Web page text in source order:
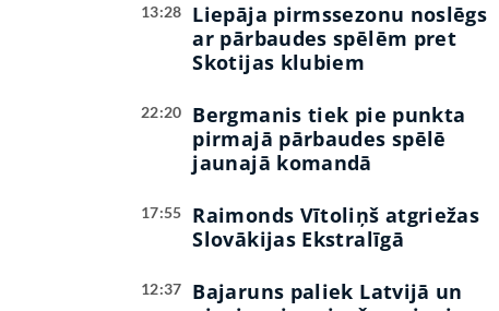
13:28
Liepāja pirmssezonu noslēgs
ar pārbaudes spēlēm pret
Skotijas klubiem
22:20
Bergmanis tiek pie punkta
pirmajā pārbaudes spēlē
jaunajā komandā
17:55
Raimonds Vītoliņš atgriežas
Slovākijas Ekstralīgā
12:37
Bajaruns paliek Latvijā un